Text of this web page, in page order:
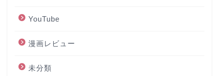
YouTube
漫画レビュー
未分類